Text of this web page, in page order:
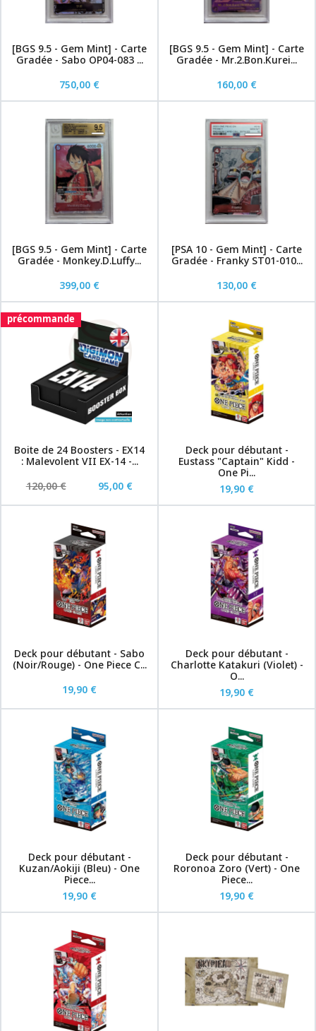
[BGS 9.5 - Gem Mint] - Carte
Gradée - Sabo OP04-083 ...
750,00 €
[BGS 9.5 - Gem Mint] - Carte
Gradée - Mr.2.Bon.Kurei...
160,00 €
[BGS 9.5 - Gem Mint] - Carte
Gradée - Monkey.D.Luffy...
399,00 €
[PSA 10 - Gem Mint] - Carte
Gradée - Franky ST01-010...
130,00 €
précommande
Boite de 24 Boosters - EX14
: Malevolent VII EX-14 -...
120,00 €
95,00 €
Deck pour débutant -
Eustass "Captain" Kidd -
One Pi...
19,90 €
Deck pour débutant - Sabo
(Noir/Rouge) - One Piece C...
19,90 €
Deck pour débutant -
Charlotte Katakuri (Violet) -
O...
19,90 €
Deck pour débutant -
Kuzan/Aokiji (Bleu) - One
Piece...
19,90 €
Deck pour débutant -
Roronoa Zoro (Vert) - One
Piece...
19,90 €